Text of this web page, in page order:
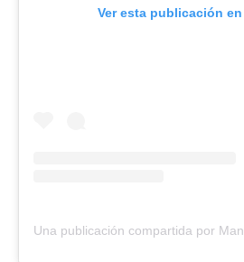
Ver esta publicación
Una publicación compartida por